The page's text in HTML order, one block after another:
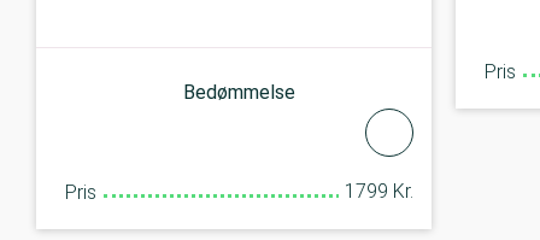
Bedømmelse
Pris 1799 Kr.
Pris